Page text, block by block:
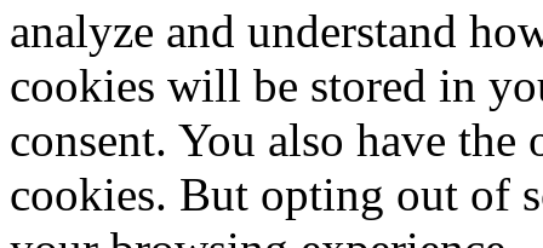
analyze and understand
cookies will be stored in
consent. You also have
cookies. But opting out of